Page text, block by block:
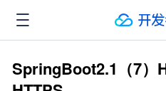
SpringBoot2.1（7）